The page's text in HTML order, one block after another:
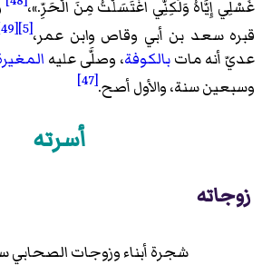
غُسْلِي إِيَّاهُ وَلَكِنِّي اغْتَسَلْتُ مِنَ الْحَرِّ.»،
قبره سعد بن أبي وقاص وابن عمر،[5]
[49]
عديّ أنه ماتبالكوفة، وصلَّى عليه
وسبعين سنة، والأول أصح.[47]
أسرته
زوجاته
شجرة أبناء وزوجات الصحابي